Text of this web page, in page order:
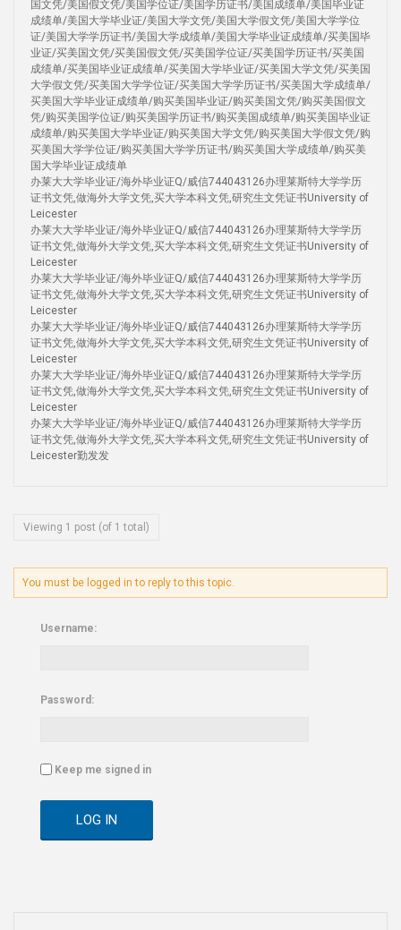
国文凭/美国假文凭/美国学位证/美国学历证书/美国成绩单/美国毕业证
成绩单/美国大学毕业证/美国大学文凭/美国大学假文凭/美国大学学位
证/美国大学学历证书/美国大学成绩单/美国大学毕业证成绩单/买美国毕
业证/买美国文凭/买美国假文凭/买美国学位证/买美国学历证书/买美国
成绩单/买美国毕业证成绩单/买美国大学毕业证/买美国大学文凭/买美国
大学假文凭/买美国大学学位证/买美国大学学历证书/买美国大学成绩单/
买美国大学毕业证成绩单/购买美国毕业证/购买美国文凭/购买美国假文
凭/购买美国学位证/购买美国学历证书/购买美国成绩单/购买美国毕业证
成绩单/购买美国大学毕业证/购买美国大学文凭/购买美国大学假文凭/购
买美国大学学位证/购买美国大学学历证书/购买美国大学成绩单/购买美
国大学毕业证成绩单
办莱大大学毕业证/海外毕业证Q/威信744043126办理莱斯特大学学历
证书文凭,做海外大学文凭,买大学本科文凭,研究生文凭证书University of
Leicester
办莱大大学毕业证/海外毕业证Q/威信744043126办理莱斯特大学学历
证书文凭,做海外大学文凭,买大学本科文凭,研究生文凭证书University of
Leicester
办莱大大学毕业证/海外毕业证Q/威信744043126办理莱斯特大学学历
证书文凭,做海外大学文凭,买大学本科文凭,研究生文凭证书University of
Leicester
办莱大大学毕业证/海外毕业证Q/威信744043126办理莱斯特大学学历
证书文凭,做海外大学文凭,买大学本科文凭,研究生文凭证书University of
Leicester
办莱大大学毕业证/海外毕业证Q/威信744043126办理莱斯特大学学历
证书文凭,做海外大学文凭,买大学本科文凭,研究生文凭证书University of
Leicester
办莱大大学毕业证/海外毕业证Q/威信744043126办理莱斯特大学学历
证书文凭,做海外大学文凭,买大学本科文凭,研究生文凭证书University of
Leicester勤发发
Viewing 1 post (of 1 total)
You must be logged in to reply to this topic.
Username:
Password:
Keep me signed in
LOG IN